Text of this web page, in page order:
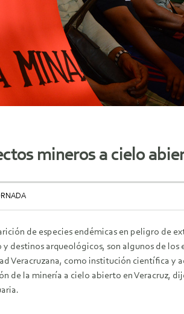
mineros a cielo
de especies endémicas en peligro de
y destinos arqueológicos, son algunos de
Veracruzana, como institución científica y
de la minería a cielo abierto en Veracruz,